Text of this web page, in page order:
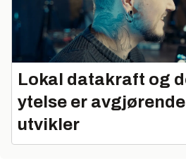
Lokal datakraft og
ytelse er
utvikler